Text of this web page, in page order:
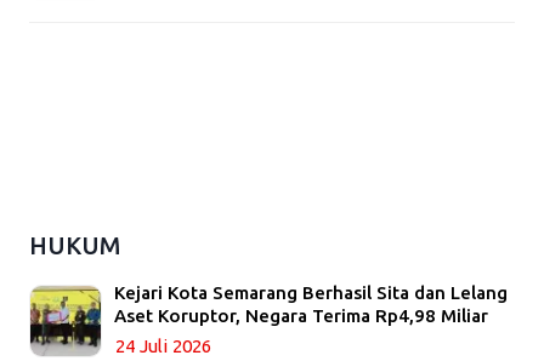
HUKUM
Kejari Kota Semarang Berhasil Sita dan Lelang
Aset Koruptor, Negara Terima Rp4,98 Miliar
24 Juli 2026